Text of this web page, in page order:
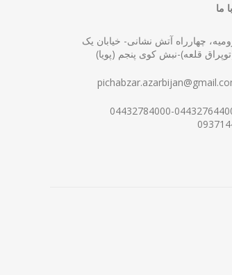
ما
چهارراه آتش نشانی- خیابان یک
قلعه)-نبش کوی پنجم (پویا)
04432784000-